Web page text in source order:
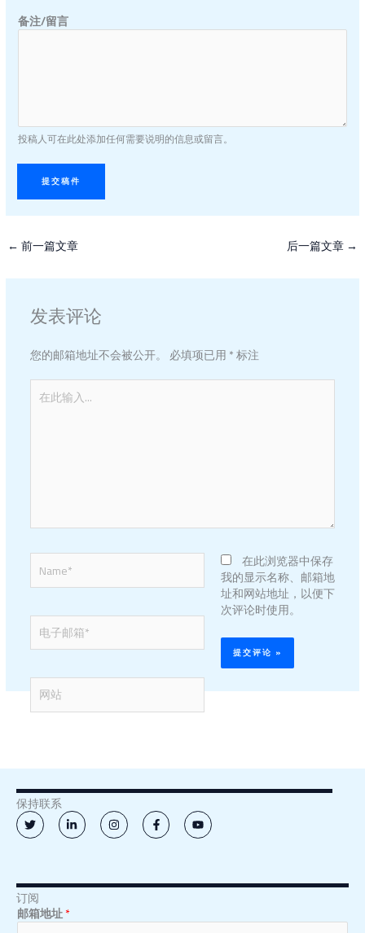
备注/留言
投稿人可在此处添加任何需要说明的信息或留言。
提交稿件
←前一篇文章 后一篇文章→
发表评论
您的邮箱地址不会被公开。 必填项已用*标注
在
此
Name*
电
子
邮
*网
站
在此浏览器中保存
我的显示名称、邮箱地
址和网站地址，以便下
次评论时使用。
保持联系
T
w
i
r
L
i
n
i
i
I
n
s
r
F
a
c
o
f
Y
o
u
e
订阅
邮
箱
邮
箱
邮箱地址*